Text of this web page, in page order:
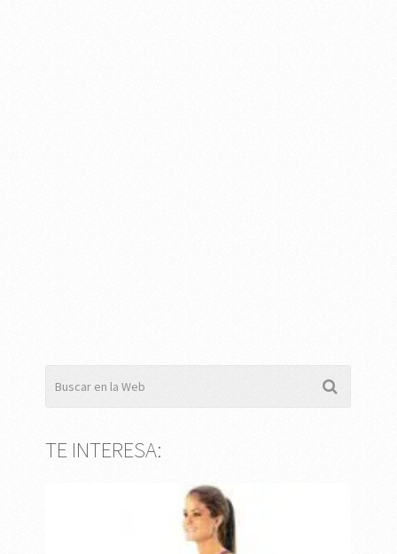
TE INTERESA: